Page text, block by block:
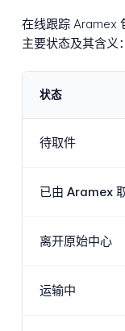
在线跟踪 Aramex
主要状态及其含义：
状态
待取件
已由 Aramex
离开原始中心
运输中